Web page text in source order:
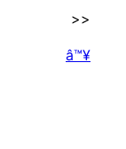
>>
â™¥